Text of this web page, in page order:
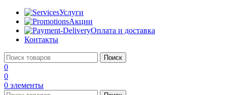
Услуги
Акции
Оплата и доставка
Контакты
Поиск
0
0
0 элементы